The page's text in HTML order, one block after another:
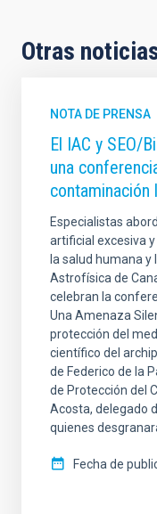
Otras
NOTA DE PRENSA
El IAC y SEO/
una
contaminación
Especialistas
artificial excesiva
la salud humana y
Astrofísica de
celebran la
Una Amenaza
protección del
científico del
de Federico de la
de Protección del
Acosta, delegado
quienes
Fecha de